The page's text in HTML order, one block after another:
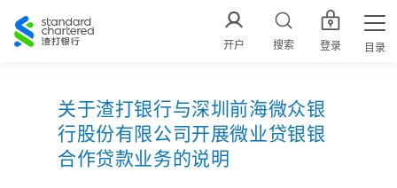
渣
打
中
开户 搜索 登录 目录
关于渣打银行与深圳前海微众银
行股份有限公司开展微业贷银银
合作贷款业务的说明